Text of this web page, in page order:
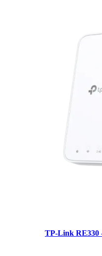
מגדיל טווח(אקסס פוינט) אלחוטי - TP-Link RE330